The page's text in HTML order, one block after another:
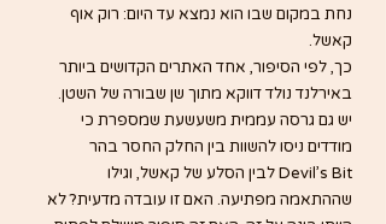
נחת במקום שבו הוא נמצא עד היום: רוק אוף
קאשל.
כך, לפי הסיפור, אחד האתרים הקדושים ביותר
באירלנד נולד דווקא מתוך שן שבורה של השטן.
יש גם גרסה עממית משעשעת שמספרת כי
מודדים ניסו להשוות בין החלק החסר בהר
Devil’s Bit לבין הסלע של קאשל, וגילו
שההתאמה מפתיעה. האם זו עובדה מדעית? לא